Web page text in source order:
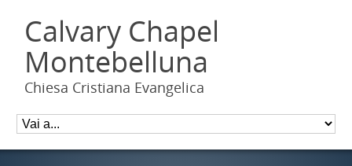
Calvary Chapel
Montebelluna
Chiesa Cristiana Evangelica